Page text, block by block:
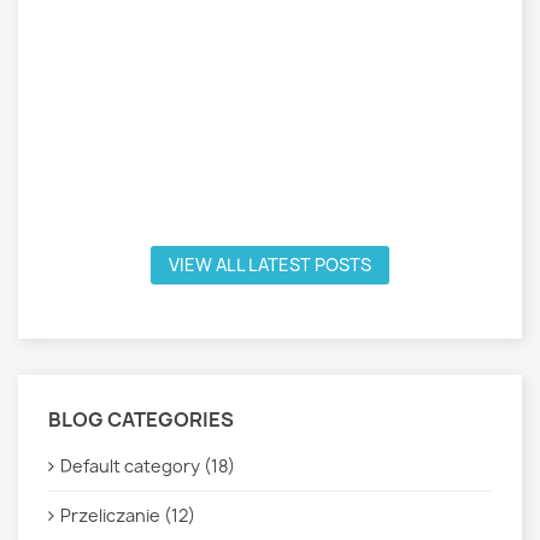
VIEW ALL LATEST POSTS
BLOG CATEGORIES
Default category (18)
Przeliczanie (12)